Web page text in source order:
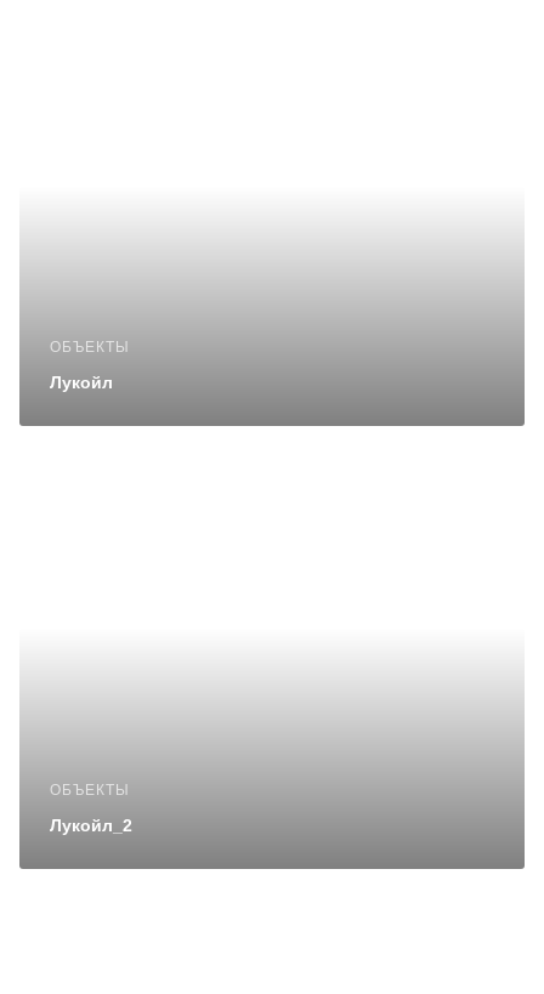
ОБЪЕКТЫ
Лукойл
ОБЪЕКТЫ
Лукойл_2